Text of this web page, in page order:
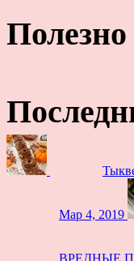
Полезно
Мар 4, 2019
ВРЕДНЫЕ